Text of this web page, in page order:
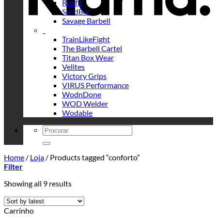
Rokfit
SandBar
Savage Barbell
TrainLikeFight
The Barbell Cartel
Titan Box Wear
Velites
Victory Grips
VIRUS Performance
WodnDone
WOD Welder
Wodable
Search
for:
Home / Loja / Products tagged “conforto”
Filter
Showing all 9 resultsSorted
latest
Carrinho